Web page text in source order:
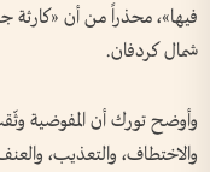
فيها»، محذراً من أن «كارثة
شمال كردفان.
وأوضح تورك أن المفوضية
والاختطاف، والتعذيب،